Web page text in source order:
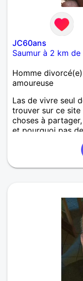
JC60ans
Saumur à 2 km
Homme
amoureuse
Las de vivre seul
trouver sur ce site
choses à
et pourquoi pas
de nouveaux